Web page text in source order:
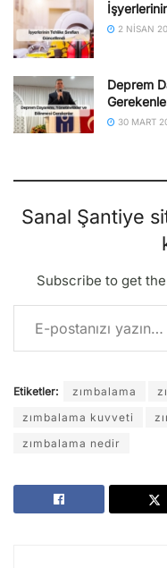
2 NISAN
Deprem
30 MART
Sanal Şantiye
Subscribe to get
E-postanızı yazın…
Etiketler: zımbalama
zımbalama kuvveti
zımbalama nedir